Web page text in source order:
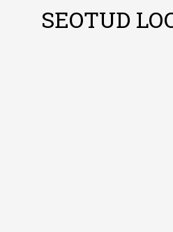
SEOTUD